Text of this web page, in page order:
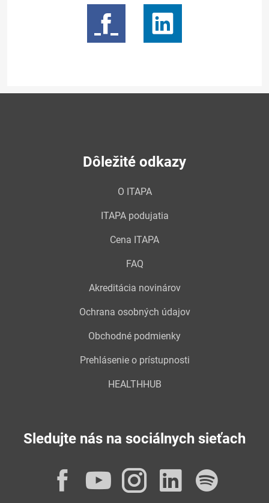
Dôležité odkazy
O ITAPA
ITAPA podujatia
Cena ITAPA
FAQ
Akreditácia novinárov
Ochrana osobných údajov
Obchodné podmienky
Prehlásenie o prístupnosti
HEALTHHUB
Sledujte nás na sociálnych sieťach
Facebook
YouTube
Instagram